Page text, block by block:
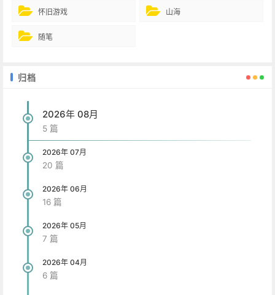
怀旧游戏 山海
随笔
归档
2026年 08月
5 篇
2026年 07月
20 篇
2026年 06月
16 篇
2026年 05月
7 篇
2026年 04月
6 篇